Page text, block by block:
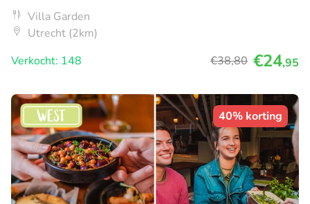
Villa Garden
Utrecht (2km)
Verkocht: 148
€38,80 €24,95
40% korting